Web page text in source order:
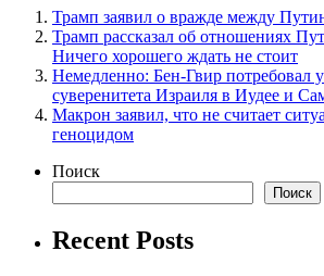
Трамп заявил о вражде между
Трамп рассказал об отношениях
Ничего хорошего ждать не стоит
Немедленно: Бен-Гвир потребовал
суверенитета Израиля в Иудее и
Макрон заявил, что не считает
геноцидом
Поиск
Поиск
Recent Posts